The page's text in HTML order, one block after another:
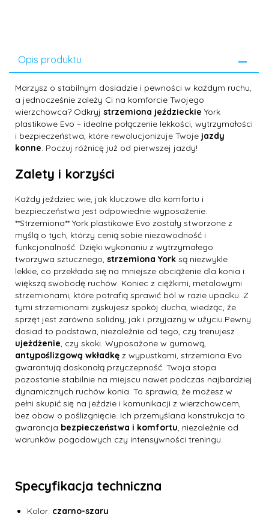
Opis produktu
Marzysz o stabilnym dosiadzie i pewności w każdym ruchu,
a jednocześnie zależy Ci na komforcie Twojego
wierzchowca? Odkryj strzemiona jeździeckie York
plastikowe Evo – idealne połączenie lekkości, wytrzymałości
i bezpieczeństwa, które rewolucjonizuje Twoje jazdy
konne. Poczuj różnicę już od pierwszej jazdy!
Zalety i korzyści
Każdy jeździec wie, jak kluczowe dla komfortu i
bezpieczeństwa jest odpowiednie wyposażenie.
**Strzemiona** York plastikowe Evo zostały stworzone z
myślą o tych, którzy cenią sobie niezawodność i
funkcjonalność. Dzięki wykonaniu z wytrzymałego
tworzywa sztucznego, strzemiona York są niezwykle
lekkie, co przekłada się na mniejsze obciążenie dla konia i
większą swobodę ruchów. Koniec z ciężkimi, metalowymi
strzemionami, które potrafią sprawić ból w razie upadku. Z
tymi strzemionami zyskujesz spokój ducha, wiedząc, że
sprzęt jest zarówno solidny, jak i przyjazny w użyciu.Pewny
dosiad to podstawa, niezależnie od tego, czy trenujesz
ujeżdżenie, czy skoki. Wyposażone w gumową,
antypoślizgową wkładkę z wypustkami, strzemiona Evo
gwarantują doskonałą przyczepność. Twoja stopa
pozostanie stabilnie na miejscu nawet podczas najbardziej
dynamicznych ruchów konia. To sprawia, że możesz w
pełni skupić się na jeździe i komunikacji z wierzchowcem,
bez obaw o poślizgnięcie. Ich przemyślana konstrukcja to
gwarancja bezpieczeństwa i komfortu, niezależnie od
warunków pogodowych czy intensywności treningu.
Specyfikacja techniczna
Kolor: czarno-szary